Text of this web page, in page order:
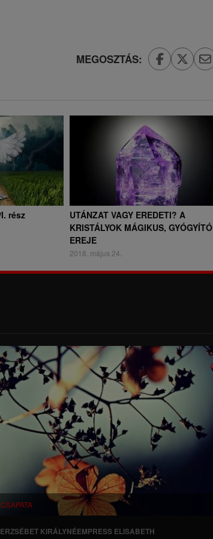
MEGOSZTÁS:
rész
UTÁNZAT VAGY EREDETI? A
KRISTÁLYOK MÁGIKUS, GYÓGYÍTÓ
EREJE
2018. május 24.
ERZSÉBET KIRÁLYNÉEMPRESS ELISABETH